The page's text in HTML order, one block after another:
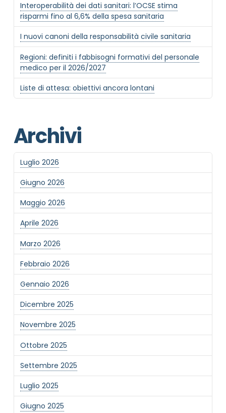
Interoperabilità dei dati sanitari: l’OCSE stima
risparmi fino al 6,6% della spesa sanitaria
I nuovi canoni della responsabilità civile sanitaria
Regioni: definiti i fabbisogni formativi del personale
medico per il 2026/2027
Liste di attesa: obiettivi ancora lontani
Archivi
Luglio 2026
Giugno 2026
Maggio 2026
Aprile 2026
Marzo 2026
Febbraio 2026
Gennaio 2026
Dicembre 2025
Novembre 2025
Ottobre 2025
Settembre 2025
Luglio 2025
Giugno 2025